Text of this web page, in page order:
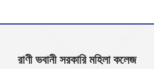
রাণী ভবানী সরকারি মহিলা কলেজ